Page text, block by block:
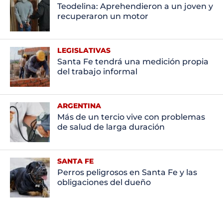
Teodelina: Aprehendieron a un joven y
recuperaron un motor
LEGISLATIVAS
Santa Fe tendrá una medición propia
del trabajo informal
ARGENTINA
Más de un tercio vive con problemas
de salud de larga duración
SANTA FE
Perros peligrosos en Santa Fe y las
obligaciones del dueño